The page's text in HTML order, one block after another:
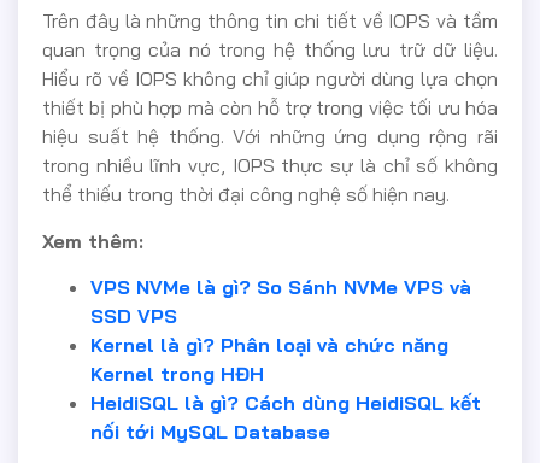
Trên đây là những thông tin chi tiết về IOPS và tầm
quan trọng của nó trong hệ thống lưu trữ dữ liệu.
Hiểu rõ về IOPS không chỉ giúp người dùng lựa chọn
thiết bị phù hợp mà còn hỗ trợ trong việc tối ưu hóa
hiệu suất hệ thống. Với những ứng dụng rộng rãi
trong nhiều lĩnh vực, IOPS thực sự là chỉ số không
thể thiếu trong thời đại công nghệ số hiện nay.
Xem thêm:
VPS NVMe là gì? So Sánh NVMe VPS và
SSD VPS
Kernel là gì? Phân loại và chức năng
Kernel trong HĐH
HeidiSQL là gì? Cách dùng HeidiSQL kết
nối tới MySQL Database